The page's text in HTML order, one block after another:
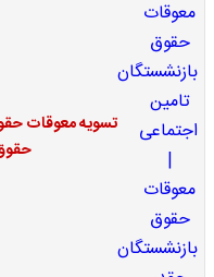
تسویه معوقات